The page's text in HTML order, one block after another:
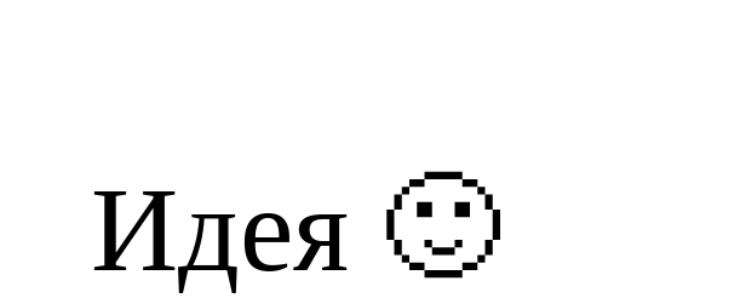
Идея 🙂